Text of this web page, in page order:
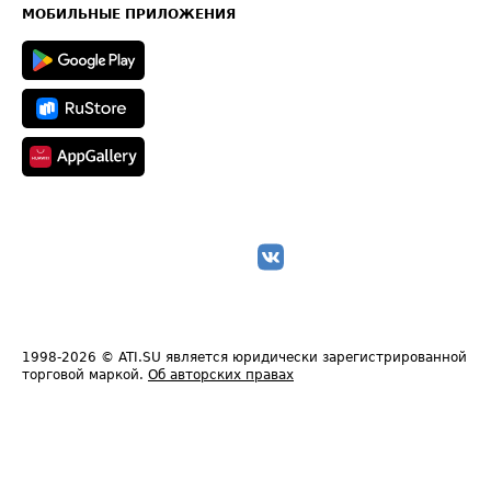
Техническая информация
МОБИЛЬНЫЕ ПРИЛОЖЕНИЯ
1998-2026 © ATI.SU является юридически зарегистрированной
торговой маркой. Об авторских правах